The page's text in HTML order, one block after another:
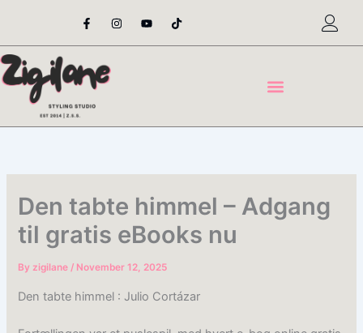
content
F
a
e
o
o
-
I
n
t
Y
o
t
T
i
t
Den tabte himmel – Adgang
til gratis eBooks nu
Byzigilane/ November 12, 2025
Den tabte himmel : Julio Cortázar